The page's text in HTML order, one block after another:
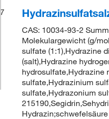
7
CAS: 10034-93-2
Molekulargewicht (g/
sulfate (1:1),Hydrazine
(salt),Hydrazine
hydrosulfate,Hydrazine
sulfate,Hydrazinium
sulfate,Hydrazonium
Hydrazin;schwefelsäure